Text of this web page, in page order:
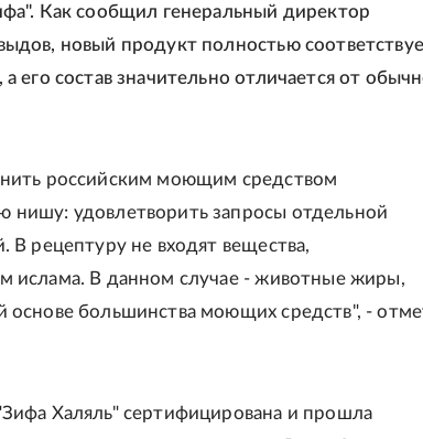
Как сообщил генеральный директор
новый продукт полностью
его состав значительно отличается от
российским моющим средством
удовлетворить запросы отдельной
В рецептуру не входят вещества,
ислама. В данном случае - животные жиры,
основе большинства моющих средств", -
Халяль" сертифицирована и прошла